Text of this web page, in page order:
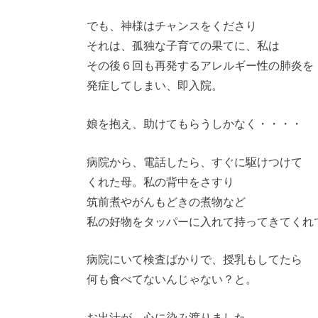
でも、神様はチャンスをくださり
それは、孤独な子育ての果てに、私は
その後６回も再発するアレルギー性の肺炎を
発症してしまい、即入院。
娘を抱え、助けてもらうしかなく・・・・
病院から、電話したら、すぐに駆けつけて
くれた母。私の背中をさすり
筑前煮やがんもどきの煮物など
私の好物をタッパーに入れて持ってきてくれ
病院にいて検査ばかりで、授乳もしてたら
何も食べてないんじゃない？と。